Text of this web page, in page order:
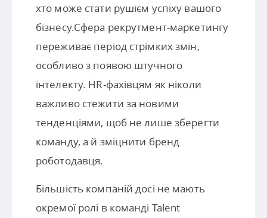
хто може стати рушієм успіху вашого
бізнесу.Сфера рекрутмент-маркетингу
переживає період стрімких змін,
особливо з появою штучного
інтелекту. HR-фахівцям як ніколи
важливо стежити за новими
тенденціями, щоб не лише зберегти
команду, а й зміцнити бренд
роботодавця.
Більшість компаній досі не мають
окремої ролі в команді Talent